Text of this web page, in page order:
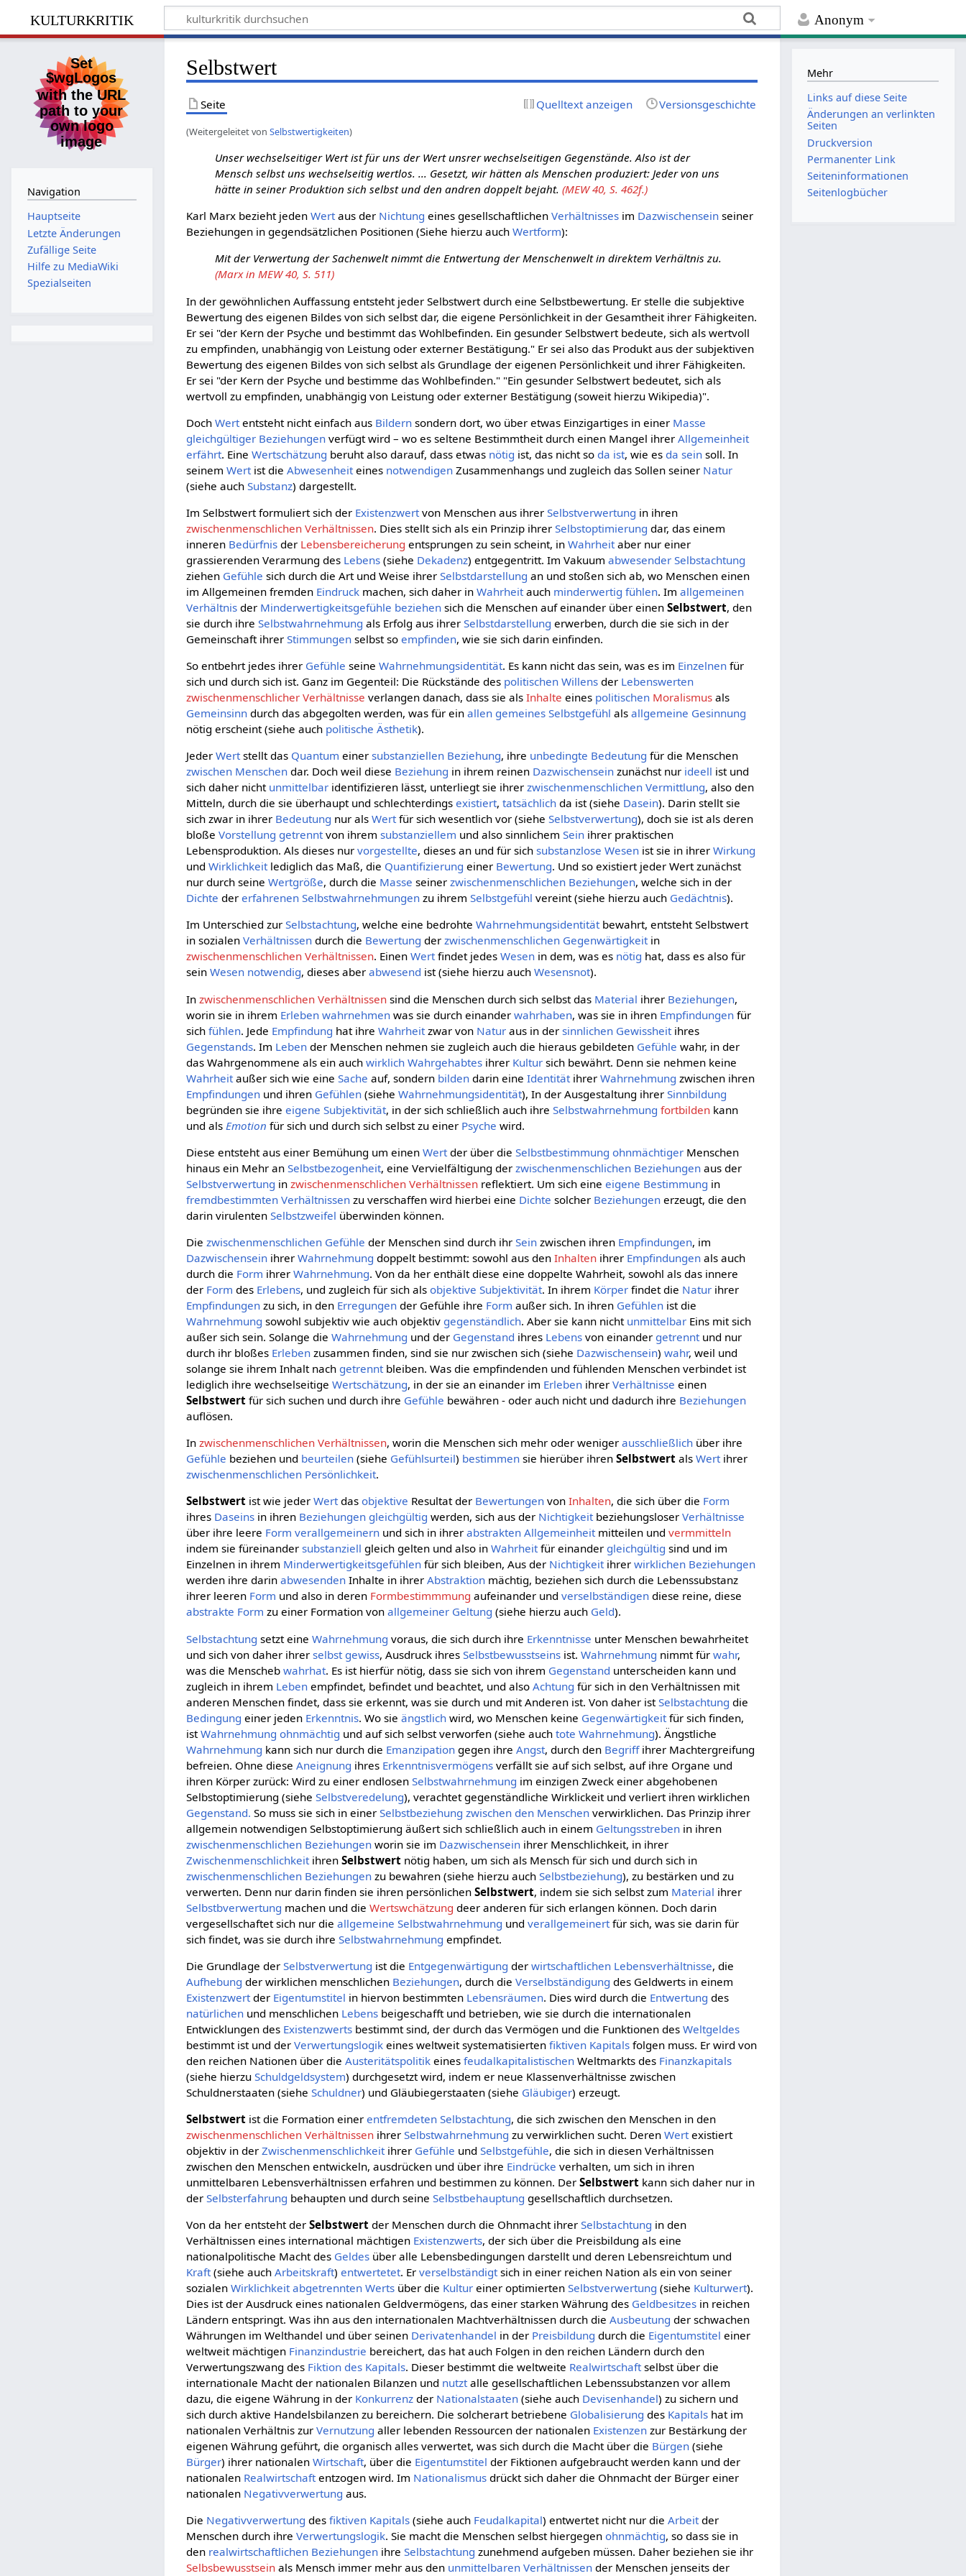
Anonym
kulturkritik
Selbstwert
Seite Quelltext anzeigen Versionsgeschichte
(Weitergeleitet vonSelbstwertigkeiten)
Unser wechselseitiger Wert ist für uns der Wert unsrer wechselseitigen Gegenstände. Also ist der
Mensch selbst uns wechselseitig wertlos. ... Gesetzt, wir hätten als Menschen produziert: Jeder von uns
hätte in seiner Produktion sich selbst und den andren doppelt bejaht.(MEW 40, S. 462f.)
Karl Marx bezieht jedenWertaus der Nichtung eines gesellschaftlichenVerhältnisses im Dazwischensein seiner
Beziehungen in gegendsätzlichen Positionen (Siehe hierzu auchWertform):
Mit der Verwertung der Sachenwelt nimmt die Entwertung der Menschenwelt in direktem Verhältnis zu.
(Marx in MEW 40, S. 511)
In der gewöhnlichen Auffassung entsteht jeder Selbstwert durch eine Selbstbewertung. Er stelle die subjektive
Bewertung des eigenen Bildes von sich selbst dar, die eigene Persönlichkeit in der Gesamtheit ihrer Fähigkeiten.
Er sei "der Kern der Psyche und bestimmt das Wohlbefinden. Ein gesunder Selbstwert bedeute, sich als wertvoll
zu empfinden, unabhängig von Leistung oder externer Bestätigung." Er sei also das Produkt aus der subjektiven
Bewertung des eigenen Bildes von sich selbst als Grundlage der eigenen Persönlichkeit und ihrer Fähigkeiten.
Er sei "der Kern der Psyche und bestimme das Wohlbefinden." "Ein gesunder Selbstwert bedeutet, sich als
wertvoll zu empfinden, unabhängig von Leistung oder externer Bestätigung (soweit hierzu Wikipedia)".
DochWert entsteht nicht einfach aus Bildern sondern dort, wo über etwas Einzigartiges in einer Masse
gleichgültiger Beziehungen verfügt wird – wo es seltene Bestimmtheit durch einen Mangel ihrerAllgemeinheit
erfährt. EineWertschätzung beruht also darauf, dass etwas nötig ist, das nicht so da ist, wie es da sein soll. In
seinemWert ist dieAbwesenheit eines notwendigen Zusammenhangs und zugleich das Sollen seiner Natur
(siehe auchSubstanz) dargestellt.
Im Selbstwert formuliert sich der Existenzwert von Menschen aus ihrerSelbstverwertung in ihren
zwischenmenschlichen Verhältnissen. Dies stellt sich als ein Prinzip ihrerSelbstoptimierung dar, das einem
inneren Bedürfnis der Lebensbereicherung entsprungen zu sein scheint, inWahrheit aber nur einer
grassierenden Verarmung des Lebens (siehe Dekadenz) entgegentritt. Im Vakuumabwesender Selbstachtung
ziehen Gefühle sich durch die Art und Weise ihrerSelbstdarstellung an und stoßen sich ab, wo Menschen einen
im Allgemeinen fremden Eindruck machen, sich daher inWahrheit auch minderwertig fühlen. Imallgemeinen
Verhältnis der Minderwertigkeitsgefühle beziehen sich die Menschen auf einander über einenSelbstwert, den
sie durch ihreSelbstwahrnehmung als Erfolg aus ihrerSelbstdarstellung erwerben, durch die sie sich in der
Gemeinschaft ihrerStimmungen selbst soempfinden, wie sie sich darin einfinden.
So entbehrt jedes ihrer Gefühle seineWahrnehmungsidentität. Es kann nicht das sein, was es im Einzelnen für
sich und durch sich ist. Ganz im Gegenteil: Die Rückstände des politischen Willens der Lebenswerten
zwischenmenschlicher Verhältnisse verlangen danach, dass sie alsInhalte eines politischen Moralismus als
Gemeinsinn durch das abgegolten werden, was für einallen gemeines Selbstgefühl alsallgemeine Gesinnung
nötig erscheint (siehe auch politische Ästhetik).
JederWertstellt das Quantum einersubstanziellen Beziehung, ihre unbedingte Bedeutung für die Menschen
zwischen Menschen dar. Doch weil diese Beziehung in ihrem reinen Dazwischensein zunächst nur ideell ist und
sich daher nicht unmittelbar identifizieren lässt, unterliegt sie ihrerzwischenmenschlichen Vermittlung, also den
Mitteln, durch die sie überhaupt und schlechterdingsexistiert,tatsächlich da ist (siehe Dasein). Darin stellt sie
sich zwar in ihrer Bedeutung nur alsWertfür sich wesentlich vor (sieheSelbstverwertung), doch sie ist als deren
bloßeVorstellung getrenntvon ihremsubstanziellem und also sinnlichemSein ihrer praktischen
Lebensproduktion. Als dieses nurvorgestellte, dieses an und für sichsubstanzlose Wesen ist sie in ihrerWirkung
undWirklichkeitlediglich das Maß, die Quantifizierung einer Bewertung. Und so existiert jeder Wert zunächst
nur durch seineWertgröße, durch die Masse seinerzwischenmenschlichen Beziehungen, welche sich in der
Dichte dererfahrenen Selbstwahrnehmungen zu ihremSelbstgefühl vereint (siehe hierzu auch Gedächtnis).
Im Unterschied zurSelbstachtung, welche eine bedrohteWahrnehmungsidentitätbewahrt, entsteht Selbstwert
in sozialenVerhältnissen durch die Bewertung derzwischenmenschlichen Gegenwärtigkeitin
zwischenmenschlichen Verhältnissen. EinenWertfindet jedesWesen in dem, was es nötig hat, dass es also für
seinWesen notwendig, dieses aberabwesend ist (siehe hierzu auchWesensnot).
Inzwischenmenschlichen Verhältnissen sind die Menschen durch sich selbst das Material ihrer Beziehungen,
worin sie in ihrem Erleben wahrnehmen was sie durch einanderwahrhaben, was sie in ihren Empfindungen für
sichfühlen. Jede Empfindung hat ihreWahrheit zwar von Natur aus in dersinnlichen Gewissheit ihres
Gegenstands. Im Leben der Menschen nehmen sie zugleich auch die hieraus gebildeten Gefühle wahr, in der
das Wahrgenommene als ein auchwirklich Wahrgehabtes ihrer Kultur sich bewährt. Denn sie nehmen keine
Wahrheit außer sich wie eineSache auf, sondern bilden darin eineIdentität ihrerWahrnehmung zwischen ihren
Empfindungen und ihren Gefühlen (sieheWahrnehmungsidentität), In der Ausgestaltung ihrerSinnbildung
begründen sie ihreeigene Subjektivität, in der sich schließlich auch ihreSelbstwahrnehmung fortbilden kann
und als Emotion für sich und durch sich selbst zu einer Psyche wird.
Diese entsteht aus einer Bemühung um einenWert der über dieSelbstbestimmung ohnmächtiger Menschen
hinaus ein Mehr anSelbstbezogenheit, eine Vervielfältigung derzwischenmenschlichen Beziehungen aus der
Selbstverwertung inzwischenmenschlichen Verhältnissen reflektiert. Um sich eineeigene Bestimmung in
fremdbestimmten Verhältnissen zu verschaffen wird hierbei eine Dichte solcher Beziehungen erzeugt, die den
darin virulentenSelbstzweifel überwinden können.
Diezwischenmenschlichen Gefühle der Menschen sind durch ihrSein zwischen ihren Empfindungen, im
Dazwischensein ihrerWahrnehmung doppelt bestimmt: sowohl aus denInhalten ihrer Empfindungen als auch
durch die Form ihrerWahrnehmung. Von da her enthält diese eine doppelte Wahrheit, sowohl als das innere
der Form des Erlebens, und zugleich für sich alsobjektive Subjektivität. In ihrem Körper findet die Natur ihrer
Empfindungen zu sich, in den Erregungen der Gefühle ihre Form außer sich. In ihren Gefühlen ist die
Wahrnehmung sowohl subjektiv wie auch objektiv gegenständlich. Aber sie kann nicht unmittelbar Eins mit sich
außer sich sein. Solange dieWahrnehmung und der Gegenstand ihres Lebens von einander getrenntund nur
durch ihr bloßes Erleben zusammen finden, sind sie nur zwischen sich (siehe Dazwischensein)wahr, weil und
solange sie ihrem Inhalt nach getrenntbleiben. Was die empfindenden und fühlenden Menschen verbindet ist
lediglich ihre wechselseitigeWertschätzung, in der sie an einander im Erleben ihrerVerhältnisse einen
Selbstwert für sich suchen und durch ihre Gefühle bewähren - oder auch nicht und dadurch ihre Beziehungen
auflösen.
Inzwischenmenschlichen Verhältnissen, worin die Menschen sich mehr oder wenigerausschließlich über ihre
Gefühle beziehen und beurteilen (siehe Gefühlsurteil) bestimmen sie hierüber ihrenSelbstwert alsWertihrer
zwischenmenschlichen Persönlichkeit.
Selbstwert ist wie jederWertdasobjektive Resultat der Bewertungen vonInhalten, die sich über die Form
ihres Daseins in ihren Beziehungen gleichgültig werden, sich aus der NichtigkeitbeziehungsloserVerhältnisse
über ihre leere Form verallgemeinern und sich in ihrerabstrakten Allgemeinheitmitteilen undvermmitteln
indem sie füreinandersubstanziell gleich gelten und also inWahrheitfür einander gleichgültig sind und im
Einzelnen in ihrem Minderwertigkeitsgefühlen für sich bleiben, Aus der Nichtigkeitihrerwirklichen Beziehungen
werden ihre darinabwesenden Inhalte in ihrerAbstraktion mächtig, beziehen sich durch die Lebenssubstanz
ihrer leeren Form und also in deren Formbestimmmung aufeinander undverselbständigen diese reine, diese
abstrakte Form zu einer Formation vonallgemeiner Geltung (siehe hierzu auch Geld).
Selbstachtung setzt eineWahrnehmung voraus, die sich durch ihre Erkenntnisse unter Menschen bewahrheitet
und sich von daher ihrerselbst gewiss, Ausdruck ihresSelbstbewusstseins ist.Wahrnehmung nimmt fürwahr,
was die Menschebwahrhat. Es ist hierfür nötig, dass sie sich von ihrem Gegenstand unterscheiden kann und
zugleich in ihrem Leben empfindet, befindet und beachtet, und alsoAchtung für sich in den Verhältnissen mit
anderen Menschen findet, dass sie erkennt, was sie durch und mit Anderen ist. Von daher istSelbstachtung die
Bedingung einer jeden Erkenntnis. Wo sieängstlich wird, wo Menschen keine Gegenwärtigkeit für sich finden,
istWahrnehmung ohnmächtig und auf sich selbst verworfen (siehe auchtote Wahrnehmung). Ängstliche
Wahrnehmung kann sich nur durch die Emanzipation gegen ihreAngst, durch den Begriffihrer Machtergreifung
befreien. Ohne dieseAneignung ihres Erkenntnisvermögens verfällt sie auf sich selbst, auf ihre Organe und
ihren Körper zurück: Wird zu einer endlosenSelbstwahrnehmung im einzigen Zweck einer abgehobenen
Selbstoptimierung (sieheSelbstveredelung), verachtet gegenständliche Wirklickeit und verliert ihren wirklichen
Gegenstand. So muss sie sich in einerSelbstbeziehung zwischen den Menschen verwirklichen. Das Prinzip ihrer
allgemein notwendigen Selbstoptimierung äußert sich schließlich auch in einem Geltungsstreben in ihren
zwischenmenschlichen Beziehungen worin sie im Dazwischensein ihrer Menschlichkeit, in ihrer
Zwischenmenschlichkeit ihrenSelbstwert nötig haben, um sich als Mensch für sich und durch sich in
zwischenmenschlichen Beziehungen zu bewahren (siehe hierzu auchSelbstbeziehung), zu bestärken und zu
verwerten. Denn nur darin finden sie ihren persönlichenSelbstwert, indem sie sich selbst zum Material ihrer
Selbstbverwertung machen und dieWertswchätzung deer anderen für sich erlangen können. Doch darin
vergesellschaftet sich nur dieallgemeine Selbstwahrnehmung undverallgemeinert für sich, was sie darin für
sich findet, was sie durch ihreSelbstwahrnehmung empfindet.
Die Grundlage derSelbstverwertung ist die Entgegenwärtigung derwirtschaftlichen Lebensverhältnisse, die
Aufhebung der wirklichen menschlichen Beziehungen, durch dieVerselbständigung des Geldwerts in einem
Existenzwert der Eigentumstitel in hiervon bestimmten Lebensräumen. Dies wird durch die Entwertung des
natürlichen und menschlichen Lebens beigeschafft und betrieben, wie sie durch die internationalen
Entwicklungen des Existenzwerts bestimmt sind, der durch das Vermögen und die Funktionen desWeltgeldes
bestimmt ist und derVerwertungslogik eines weltweit systematisiertenfiktiven Kapitals folgen muss. Er wird von
den reichen Nationen über dieAusteritätspolitik einesfeudalkapitalistischen Weltmarkts des Finanzkapitals
(siehe hierzuSchuldgeldsystem) durchgesetzt wird, indem er neue Klassenverhältnisse zwischen
Schuldnerstaaten (sieheSchuldner) und Gläubiegerstaaten (siehe Gläubiger) erzeugt.
Selbstwert ist die Formation einerentfremdeten Selbstachtung, die sich zwischen den Menschen in den
zwischenmenschlichen Verhältnissen ihrerSelbstwahrnehmung zu verwirklichen sucht. DerenWert existiert
objektiv in derZwischenmenschlichkeit ihrer Gefühle undSelbstgefühle, die sich in diesen Verhältnissen
zwischen den Menschen entwickeln, ausdrücken und über ihre Eindrücke verhalten, um sich in ihren
unmittelbaren Lebensverhältnissen erfahren und bestimmen zu können. DerSelbstwert kann sich daher nur in
derSelbsterfahrung behaupten und durch seineSelbstbehauptung gesellschaftlich durchsetzen.
Von da her entsteht derSelbstwert der Menschen durch die Ohnmacht ihrerSelbstachtung in den
Verhältnissen eines international mächtigen Existenzwerts, der sich über die Preisbildung als eine
nationalpolitische Macht des Geldes über alle Lebensbedingungen darstellt und deren Lebensreichtum und
Kraft(siehe auchArbeitskraft)entwertetet. Erverselbständigtsich in einer reichen Nation als ein von seiner
sozialenWirklichkeit abgetrennten Werts über die Kultur einer optimiertenSelbstverwertung (siehe Kulturwert).
Dies ist der Ausdruck eines nationalen Geldvermögens, das einer starken Währung des Geldbesitzes in reichen
Ländern entspringt. Was ihn aus den internationalen Machtverhältnissen durch dieAusbeutung der schwachen
Währungen im Welthandel und über seinen Derivatenhandel in der Preisbildung durch die Eigentumstitel einer
weltweit mächtigen Finanzindustrie bereichert, das hat auch Folgen in den reichen Ländern durch den
Verwertungszwang des Fiktion des Kapitals. Dieser bestimmt die weltweite Realwirtschaftselbst über die
internationale Macht der nationalen Bilanzen und nutztalle gesellschaftlichen Lebenssubstanzen vor allem
dazu, die eigene Währung in der Konkurrenz der Nationalstaaten (siehe auch Devisenhandel) zu sichern und
sich durch aktive Handelsbilanzen zu bereichern. Die solcherart betriebene Globalisierung des Kapitals hat im
nationalen Verhältnis zurVernutzung aller lebenden Ressourcen der nationalen Existenzen zur Bestärkung der
eigenen Währung geführt, die organisch alles verwertet, was sich durch die Macht über die Bürgen (siehe
Bürger) ihrer nationalenWirtschaft, über die Eigentumstitel der Fiktionen aufgebraucht werden kann und der
nationalen Realwirtschaftentzogen wird. Im Nationalismus drückt sich daher die Ohnmacht der Bürger einer
nationalen Negativverwertung aus.
Die Negativverwertung desfiktiven Kapitals (siehe auch Feudalkapital) entwertet nicht nur dieArbeitder
Menschen durch ihreVerwertungslogik. Sie macht die Menschen selbst hiergegenohnmächtig, so dass sie in
den realwirtschaftlichen Beziehungen ihreSelbstachtung zunehmend aufgeben müssen. Daher beziehen sie ihr
Selbsbewusstsein als Mensch immer mehr aus den unmittelbaren Verhältnissen der Menschen jenseits der
Navigation
Hauptseite
Letzte Änderungen
Zufällige Seite
Hilfe zu MediaWiki
Spezialseiten
Mehr
Links auf diese Seite
Änderungen an verlinkten
Seiten
Druckversion
Permanenter Link
Seiten­­informationen
Seitenlogbücher